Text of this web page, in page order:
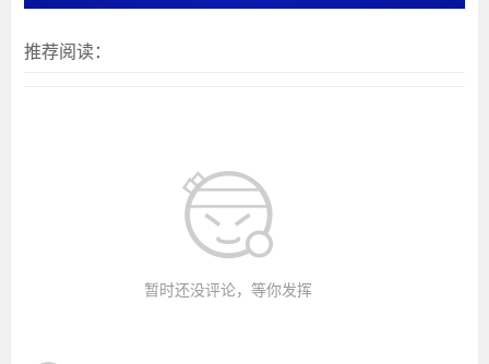
推荐阅读：
暂时还没评论，等你发挥